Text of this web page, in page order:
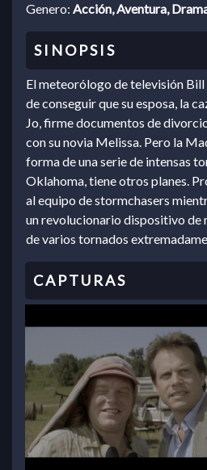
Genero: Acción, Aventura,
El meteorólogo de televisión
de conseguir que su esposa, la
Jo, firme documentos de
con su novia Melissa. Pero la
forma de una serie de intensas
Oklahoma, tiene otros planes.
al equipo de stormchasers
un revolucionario dispositivo de
de varios tornados